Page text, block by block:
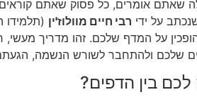
שאתם אומרים, כל פסוק שאתם
על ידי רבי חיים מוולוז'ין (תלמידו
על המדף שלכם. זהו מדריך
שלכם ולהתחבר לשורש הנשמה, הגעתם
בין הדפים?